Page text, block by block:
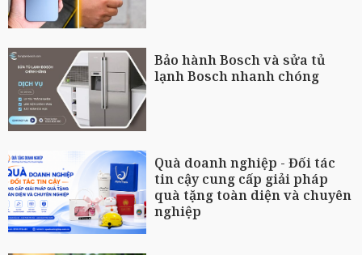
Bảo hành Bosch và sửa tủ
lạnh Bosch nhanh chóng
Quà doanh nghiệp - Đối tác
tin cậy cung cấp giải pháp
quà tặng toàn diện và chuyên
nghiệp